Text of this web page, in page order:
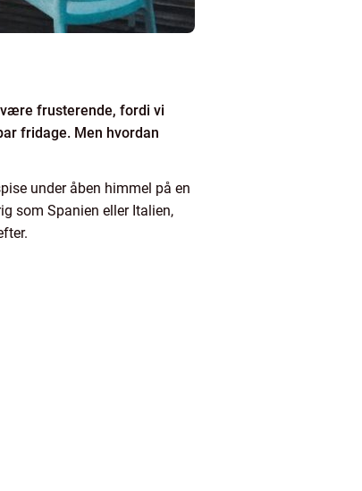
frusterende, fordi vi
fridage. Men hvordan
under åben himmel på en
som Spanien eller Italien,